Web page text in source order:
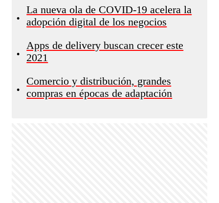
•
La nueva ola de COVID-19 acelera la
adopción digital de los negocios
•
Apps de delivery buscan crecer este
2021
•
Comercio y distribución, grandes
compras en épocas de adaptación